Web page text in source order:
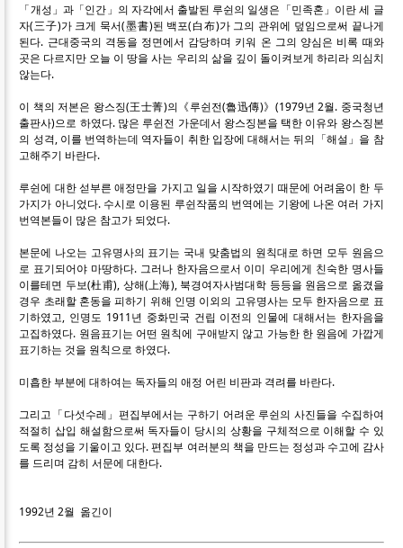
「개성」과「인간」의 자각에서 출발된 루쉰의 일생은「민족혼」이란 세 글
자(三子)가 크게 묵서(墨書)된 백포(白布)가 그의 관위에 덮임으로써 끝나게
된다. 근대중국의 격동을 정면에서 감당하며 키워 온 그의 양심은 비록 때와
곳은 다르지만 오늘 이 땅을 사는 우리의 삶을 깊이 돌이켜보게 하리라 의심치
않는다.
이 책의 저본은 왕스징(王士菁)의《루쉰전(魯迅傳)》(1979년 2월. 중국청년
출판사)으로 하였다. 많은 루쉰전 가운데서 왕스징본을 택한 이유와 왕스징본
의 성격, 이를 번역하는데 역자들이 취한 입장에 대해서는 뒤의「해설」을 참
고해주기 바란다.
루쉰에 대한 섣부른 애정만을 가지고 일을 시작하였기 때문에 어려움이 한 두
가지가 아니었다. 수시로 이용된 루쉰작품의 번역에는 기왕에 나온 여러 가지
번역본들이 많은 참고가 되었다.
본문에 나오는 고유명사의 표기는 국내 맞춤법의 원칙대로 하면 모두 원음으
로 표기되어야 마땅하다. 그러나 한자음으로서 이미 우리에게 친숙한 명사들
이를테면 두보(杜甫), 상해(上海), 북경여자사범대학 등등을 원음으로 옮겼을
경우 초래할 혼동을 피하기 위해 인명 이외의 고유명사는 모두 한자음으로 표
기하였고, 인명도 1911년 중화민국 건립 이전의 인물에 대해서는 한자음을
고집하였다. 원음표기는 어떤 원칙에 구애받지 않고 가능한 한 원음에 가깝게
표기하는 것을 원칙으로 하였다.
미흡한 부분에 대하여는 독자들의 애정 어린 비판과 격려를 바란다.
그리고「다섯수레」편집부에서는 구하기 어려운 루쉰의 사진들을 수집하여
적절히 삽입 해설함으로써 독자들이 당시의 상황을 구체적으로 이해할 수 있
도록 정성을 기울이고 있다. 편집부 여러분의 책을 만드는 정성과 수고에 감사
를 드리며 감히 서문에 대한다.
1992년 2월 옮긴이